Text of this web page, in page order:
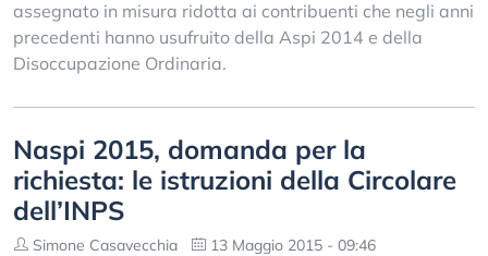
assegnato in misura ridotta ai contribuenti che negli anni
precedenti hanno usufruito della Aspi 2014 e della
Disoccupazione Ordinaria.
Naspi 2015, domanda per la
richiesta: le istruzioni della Circolare
dell’INPS
Simone Casavecchia 13 Maggio 2015 - 09:46